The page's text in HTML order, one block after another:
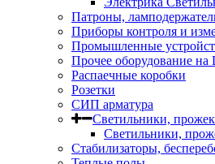
Патроны,
Приборы контроля и
Промышленные
Прочее оборудование на
Распаечные коробки
Розетки
СИП арматура
Светильники,
Светильники,
Стабилизаторы,